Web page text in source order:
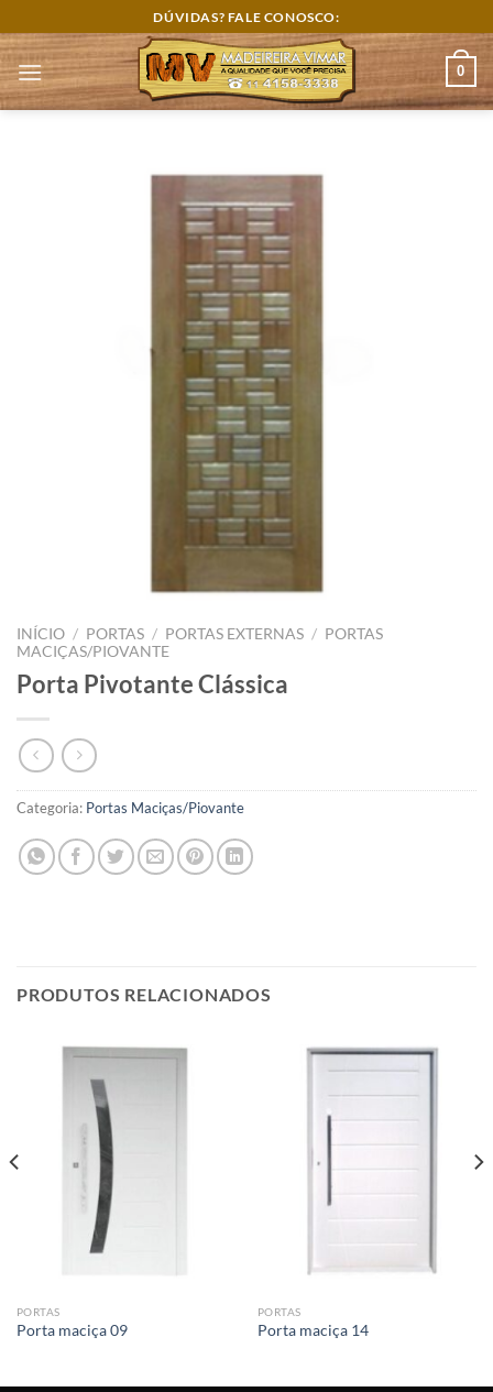
to
content
DÚVIDAS? FALE CONOSCO:
0
INÍCIO / PORTAS / PORTAS EXTERNAS / PORTAS
MACIÇAS/PIOVANTE
Porta Pivotante Clássica
Categoria: Portas Maciças/Piovante
PRODUTOS RELACIONADOS
PORTAS
Porta maciça 09
PORTAS
Porta maciça 14